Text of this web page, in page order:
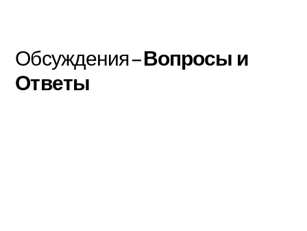
Обсуждения –Вопросы и
Ответы